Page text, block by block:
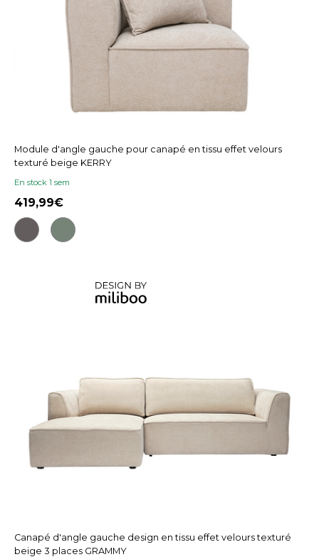
Module d'angle gauche pour canapé en tissu effet velours
texturé beige KERRY
En stock 1 sem
419,99
Canapé d'angle gauche design en tissu effet velours texturé
beige 3 places GRAMMY